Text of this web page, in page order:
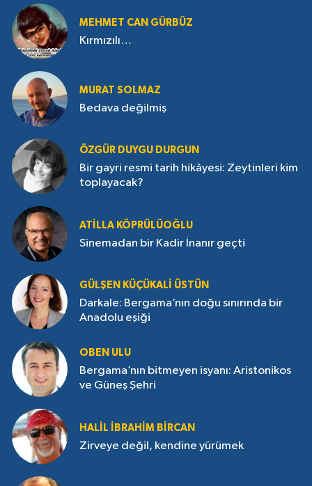
MEHMET CAN GÜRBÜZ
Kırmızılı…
MURAT SOLMAZ
Bedava değilmiş
ÖZGÜR DUYGU DURGUN
Bir gayri resmi tarih hikâyesi: Zeytinleri kim
toplayacak?
ATILLA KÖPRÜLÜOĞLU
Sinemadan bir Kadir İnanır geçti
GÜLŞEN KÜÇÜKALI ÜSTÜN
Darkale: Bergama’nın doğu sınırında bir
Anadolu eşiği
OBEN ULU
Bergama’nın bitmeyen isyanı: Aristonikos
ve Güneş Şehri
HALIL İBRAHIM BIRCAN
Zirveye değil, kendine yürümek